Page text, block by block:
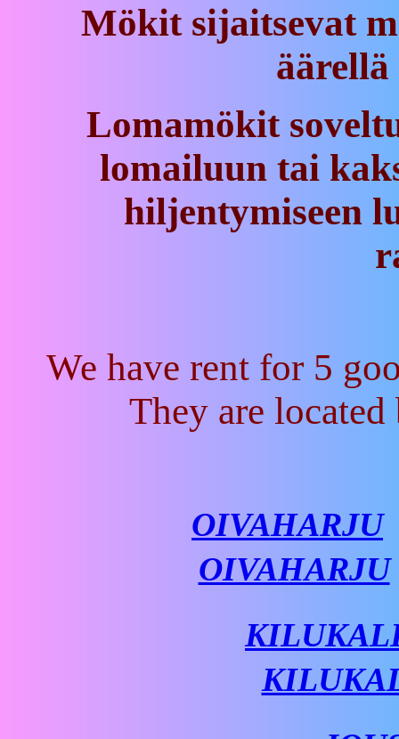
Mökit sijaitsevat
äärellä
Lomamökit
lomailuun tai
hiljentymiseen
We have rent for 5
They are
OIVAHARJU
OIVAHARJU